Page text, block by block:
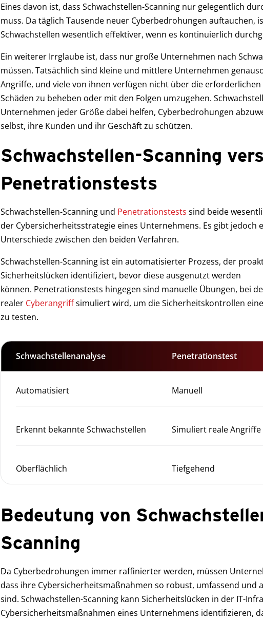
Eines davon ist, dass Schwachstellen-Scanning nur gelegentlich
muss. Da täglich Tausende neuer Cyberbedrohungen auftauchen,
Schwachstellen wesentlich effektiver, wenn es kontinuierlich
Ein weiterer Irrglaube ist, dass nur große Unternehmen nach
müssen. Tatsächlich sind kleine und mittlere Unternehmen
Angriffe, und viele von ihnen verfügen nicht über die erforderlichen
Schäden zu beheben oder mit den Folgen umzugehen.
Unternehmen jeder Größe dabei helfen, Cyberbedrohungen
selbst, ihre Kunden und ihr Geschäft zu schützen.
Schwachstellen-Scanning
Penetrationstests
Schwachstellen-Scanning und Penetrationstests sind beide
der Cybersicherheitsstrategie eines Unternehmens. Es gibt jedoch
Unterschiede zwischen den beiden Verfahren.
Schwachstellen-Scanning ist ein automatisierter Prozess, der
Sicherheitslücken identifiziert, bevor diese ausgenutzt werden
können. Penetrationstests hingegen sind manuelle Übungen, bei
realer Cyberangriffsimuliert wird, um die Sicherheitskontrollen
zu testen.
Schwachstellenanalyse Penetrationstest
Automatisiert Manuell
Erkennt bekannte Schwachstellen Simuliert reale Angriffe
Oberflächlich Tiefgehend
Bedeutung von
Scanning
Da Cyberbedrohungen immer raffinierter werden, müssen
dass ihre Cybersicherheitsmaßnahmen so robust, umfassend und
sind. Schwachstellen-Scanning kann Sicherheitslücken in der IT-
Cybersicherheitsmaßnahmen eines Unternehmens identifizieren,